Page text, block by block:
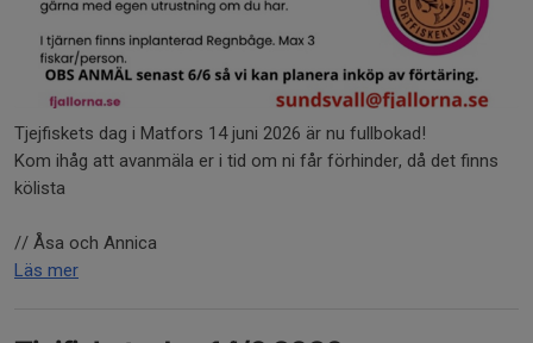
Tjejfiskets dag i Matfors 14 juni 2026 är nu fullbokad!
Kom ihåg att avanmäla er i tid om ni får förhinder, då det finns
kölista
// Åsa och Annica
Läs mer